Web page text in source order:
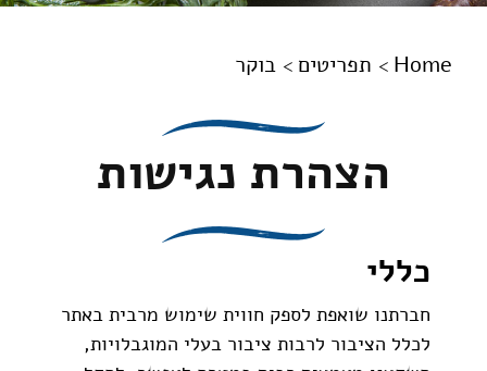
Home תפריטים בוקר
הצהרת נגישות
כללי
חברתנו שואפת לספק חווית שימוש מרבית באתר
לכלל הציבור לרבות ציבור בעלי המוגבלויות,